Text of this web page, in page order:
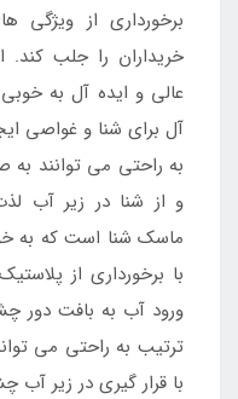
برخورداری از ویژگی
خریداران را جلب
عالی و ایده آل به
آل برای شنا و غواصی
به راحتی می توانند
و از شنا در زیر آب
ماسک شنا است که به
با برخورداری از
ورود آب به بافت دور
ترتیب به راحتی می
با قرار گیری در زیر آب